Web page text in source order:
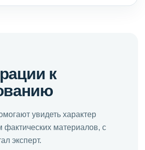
к
увидеть характер
фактических материалов, с
эксперт.